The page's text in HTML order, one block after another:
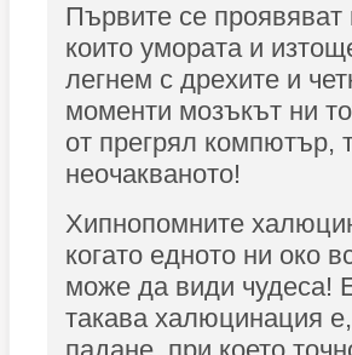
Първите се
които умората и
легнем с дрехите и
моменти мозъкът ни
от прегрял компютър,
неочакваното!
Хипнопомните
когато едното ни око
може да види чудеса!
такава халюцинация